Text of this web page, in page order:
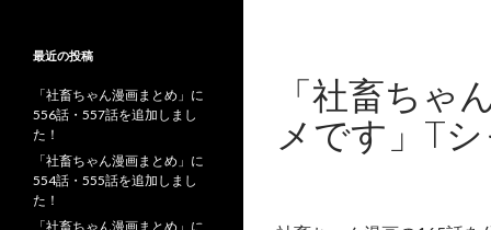
「社畜ちゃ
メです」T
最近の投稿
「社畜ちゃん漫画まとめ」に
556話・557話を追加しまし
た！
「社畜ちゃん漫画まとめ」に
554話・555話を追加しまし
た！
「社畜ちゃん漫画まとめ」に